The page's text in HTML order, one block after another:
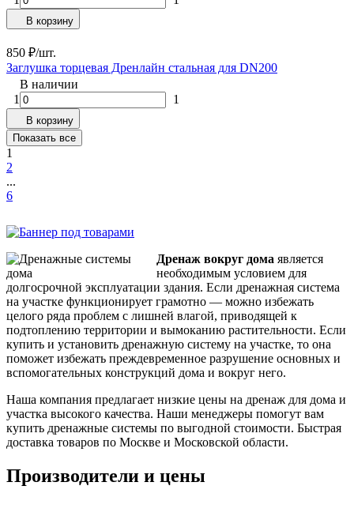
В корзину
850 ₽/шт.
Заглушка торцевая Дренлайн стальная для DN200
В наличии
1
1
В корзину
Показать все
1
2
...
6
Дренаж вокруг дома является
необходимым условием для
долгосрочной эксплуатации здания. Если дренажная система
на участке функционирует грамотно — можно избежать
целого ряда проблем с лишней влагой, приводящей к
подтоплению территории и вымоканию растительности. Если
купить и установить дренажную систему на участке, то она
поможет избежать преждевременное разрушение основных и
вспомогательных конструкций дома и вокруг него.
Наша компания предлагает низкие цены на дренаж для дома и
участка высокого качества. Наши менеджеры помогут вам
купить дренажные системы по выгодной стоимости. Быстрая
доставка товаров по Москве и Московской области.
Производители и цены